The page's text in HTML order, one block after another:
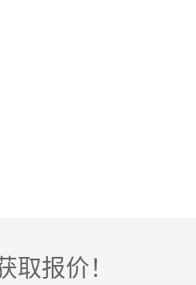
报价！